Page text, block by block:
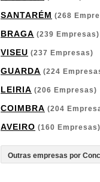
SANTARÉM (268
BRAGA (239 Empresas)
VISEU (237 Empresas)
GUARDA (224
LEIRIA (206 Empresas)
COIMBRA (204
AVEIRO (160 Empresas)